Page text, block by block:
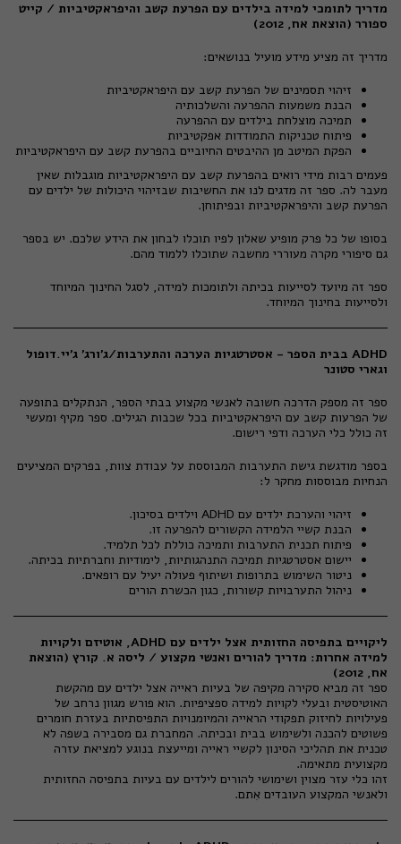
מדריך לתומכי למידה בילדים עם הפרעת קשב והיפראקטיביות / קייט
ספורר (הוצאת אח, 2012)
מדריך זה מציע מידע מועיל בנושאים:
זיהוי תסמינים של הפרעת קשב עם היפראקטיביות
הבנת משמעות ההפרעה והשלכותיה
תמיכה מוצלחת בילדים עם ההפרעה
פיתוח טכניקות התמודדות אפקטיביות
הפקת המיטב מן ההיבטים החיוביים בהפרעת קשב עם היפראקטיביות
פעמים רבות מידי רואים בהפרעת קשב עם היפראקטיביות מוגבלות שאין
מעבר לה. ספר זה מדגים לנו את החשיבות שבזיהוי היכולות של ילדים עם
הפרעת קשב והיפראקטיביות ובפיתוחן.
בסופו של כל פרק מופיע שאלון לפיו תוכלו לבחון את הידע שלכם. יש בספר
גם סיפורי מקרה מעוררי מחשבה שתוכלו ללמוד מהם.
ספר זה מיועד לסייעות בכיתה ולתומכות למידה, לסגל החינוך המיוחד
ולסייעות בחינוך המיוחד.
ADHD בבית הספר - אסטרטגיות הערכה והתערבות/ג'ורג' ג'יי.דופול
וגארי סטונר
ספר זה מספק הדרכה חשובה לאנשי מקצוע בבתי הספר, הנתקלים בתופעה
של הפרעות קשב עם היפראקטיביות בכל שכבות הגילים. ספר מקיף ומעשי
זה כולל כלי הערכה ודפי רישום.
בספר מודגשת גישת התערבות המבוססת על עבודת צוות, בפרקים המציעים
הנחיות מבוססות מחקר ל:
זיהוי והערכת ילדים עם ADHD וילדים בסיכון.
הבנת קשיי הלמידה הקשורים להפרעה זו.
פיתוח תכנית התערבות ותמיכה כוללת לכל תלמיד.
יישום אסטרטגיות תמיכה התנהגותיות, לימודיות וחברתיות בכיתה.
ניטור השימוש בתרופות ושיתוף פעולה יעיל עם רופאים.
ניהול התערבויות קשורות, כגון הכשרת הורים
ליקויים בתפיסה החזותית אצל ילדים עם ADHD, אוטיזם ולקויות
למידה אחרות: מדריך להורים ואנשי מקצוע / ליסה א. קורץ (הוצאת
אח, 2012)
ספר זה מביא סקירה מקיפה של בעיות ראייה אצל ילדים עם מהקשת
האוטיסטית ובעלי לקויות למידה ספציפיות. הוא פורש מגוון נרחב של
פעילויות לחיזוק תפקודי הראייה והמיומנויות התפיסתיות בעזרת חומרים
פשוטים להכנה ולשימוש בבית ובכיתה. המחברת גם מסבירה בשפה לא
טכנית את תהליכי הסינון לקשיי ראייה ומייעצת בנוגע למציאת עזרה
מקצועית מתאימה.
זהו כלי עזר מצוין ושימושי להורים לילדים עם בעיות בתפיסה החזותית
ולאנשי המקצוע העובדים אִתם.